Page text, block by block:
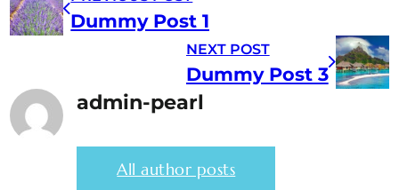
Dummy Post 1
NEXT POST
Dummy Post 3
admin-pearl
All author posts